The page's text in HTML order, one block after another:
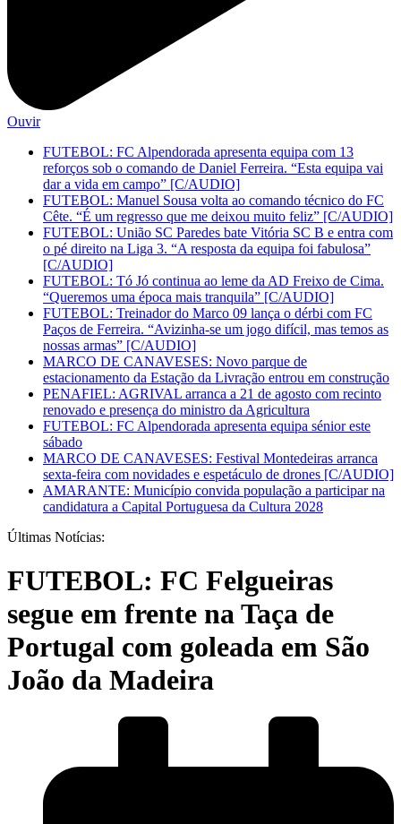
Ouvir
FUTEBOL: FC Alpendorada apresenta equipa com 13
reforços sob o comando de Daniel Ferreira. “Esta equipa vai
dar a vida em campo” [C/AUDIO]
FUTEBOL: Manuel Sousa volta ao comando técnico do FC
Cête. “É um regresso que me deixou muito feliz” [C/AUDIO]
FUTEBOL: União SC Paredes bate Vitória SC B e entra com
o pé direito na Liga 3. “A resposta da equipa foi fabulosa”
[C/AUDIO]
FUTEBOL: Tó Jó continua ao leme da AD Freixo de Cima.
“Queremos uma época mais tranquila” [C/AUDIO]
FUTEBOL: Treinador do Marco 09 lança o dérbi com FC
Paços de Ferreira. “Avizinha-se um jogo difícil, mas temos as
nossas armas” [C/AUDIO]
MARCO DE CANAVESES: Novo parque de
estacionamento da Estação da Livração entrou em construção
PENAFIEL: AGRIVAL arranca a 21 de agosto com recinto
renovado e presença do ministro da Agricultura
FUTEBOL: FC Alpendorada apresenta equipa sénior este
sábado
MARCO DE CANAVESES: Festival Montedeiras arranca
sexta-feira com novidades e espetáculo de drones [C/AUDIO]
AMARANTE: Município convida população a participar na
candidatura a Capital Portuguesa da Cultura 2028
Últimas Notícias:
FUTEBOL: FC Felgueiras
segue em frente na Taça de
Portugal com goleada em São
João da Madeira